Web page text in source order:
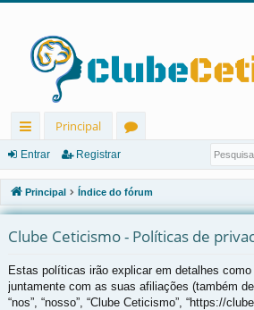
in
ks
rá
pi
d
os
Principal
u
ns
Entrar Registrar
Principal Índice do fórum
Clube Ceticismo - Políticas de
Estas políticas irão explicar em detalhes como
juntamente com as suas afiliações (também
“nos”, “nosso”, “Clube Ceticismo”, “https://